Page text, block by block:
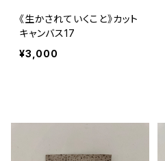
《生かされていくこと》カット
キャンバス17
¥3,000